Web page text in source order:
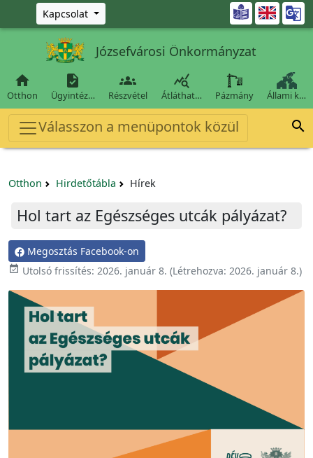
Ugrás a fő tartalomra
Kapcsolat 
Józsefvárosi Önkormányzat

Otthon

Ügyintéz…

Részvétel

Átláthat… Pázmány Állami k…
Válasszon a menüpontok közül 
Otthon Hirdetőtábla Hírek
Hol tart az Egészséges utcák pályázat?
Megosztás Facebook-on
 Utolsó frissítés: 2026. január 8. (Létrehozva: 2026. január 8.)